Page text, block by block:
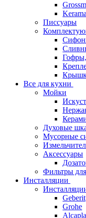
Писсуары
Все для кухни
Мойки
Духовые
Мусорные
Аксессуары
Фильтры
Инсталляции
Geberit
Grohe